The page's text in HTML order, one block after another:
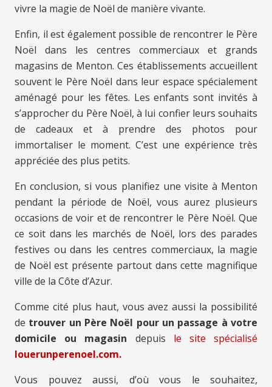
vivre la magie de Noël de manière vivante.
Enfin, il est également possible de rencontrer le Père
Noël dans les centres commerciaux et grands
magasins de Menton. Ces établissements accueillent
souvent le Père Noël dans leur espace spécialement
aménagé pour les fêtes. Les enfants sont invités à
s’approcher du Père Noël, à lui confier leurs souhaits
de cadeaux et à prendre des photos pour
immortaliser le moment. C’est une expérience très
appréciée des plus petits.
En conclusion, si vous planifiez une visite à Menton
pendant la période de Noël, vous aurez plusieurs
occasions de voir et de rencontrer le Père Noël. Que
ce soit dans les marchés de Noël, lors des parades
festives ou dans les centres commerciaux, la magie
de Noël est présente partout dans cette magnifique
ville de la Côte d’Azur.
Comme cité plus haut, vous avez aussi la possibilité
de trouver un Père Noël pour un passage à votre
domicile ou magasin depuis le site spécialisé
louerunperenoel.com.
Vous pouvez aussi, d’où vous le souhaitez,